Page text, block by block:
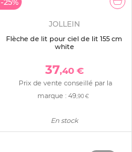
-25%
JOLLEIN
Flèche de lit pour ciel de lit 155 cm
white
37,40 €
Prix de vente conseillé par la
marque : 49 ,90 €
En stock